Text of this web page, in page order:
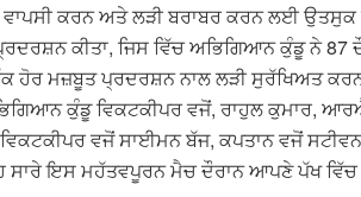
ਕਰਨ ਅਤੇ ਲੜੀ ਬਰਾਬਰ ਕਰਨ ਲਈ ਉਤਸੁਕ
ਕੀਤਾ, ਜਿਸ ਵਿੱਚ ਅਭਿਗਿਆਨ ਕੁੰਡੂ ਨੇ
ਹੋਰ ਮਜ਼ਬੂਤ ​​ਪ੍ਰਦਰਸ਼ਨ ਨਾਲ ਲੜੀ ਸੁਰੱਖਿਅਤ
ਕੁੰਡੂ ਵਿਕਟਕੀਪਰ ਵਜੋਂ, ਰਾਹੁਲ ਕੁਮਾਰ,
ਵਜੋਂ ਸਾਈਮਨ ਬੱਜ, ਕਪਤਾਨ ਵਜੋਂ
ਸਾਰੇ ਇਸ ਮਹੱਤਵਪੂਰਨ ਮੈਚ ਦੌਰਾਨ ਆਪਣੇ ਪੱਖ